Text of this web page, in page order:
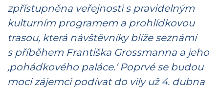
zpřístupněna veřejnosti s pravidelným
kulturním programem a prohlídkovou
trasou, která návštěvníky blíže seznámí
s příběhem Františka Grossmanna a jeho
‚pohádkového paláce.‘ Poprvé se budou
moci zájemci podívat do vily už 4. dubna